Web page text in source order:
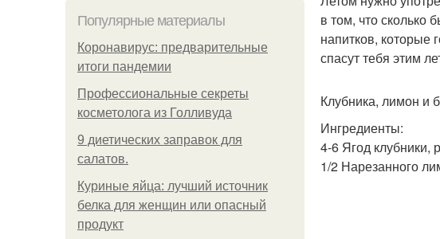
Популярные материалы
Коронавирус: предварительные
итоги пандемии
Профессиональные секреты
косметолога из Голливуда
9 диетических заправок для
салатов.
Куриные яйца: лучший источник
белка для женщин или опасный
продукт
в том, что
напитков, которые
спасут тебя этим
Клубника, лимон и
Ингредиенты:
4-6 Ягод клубники,
1/2 Нарезанного